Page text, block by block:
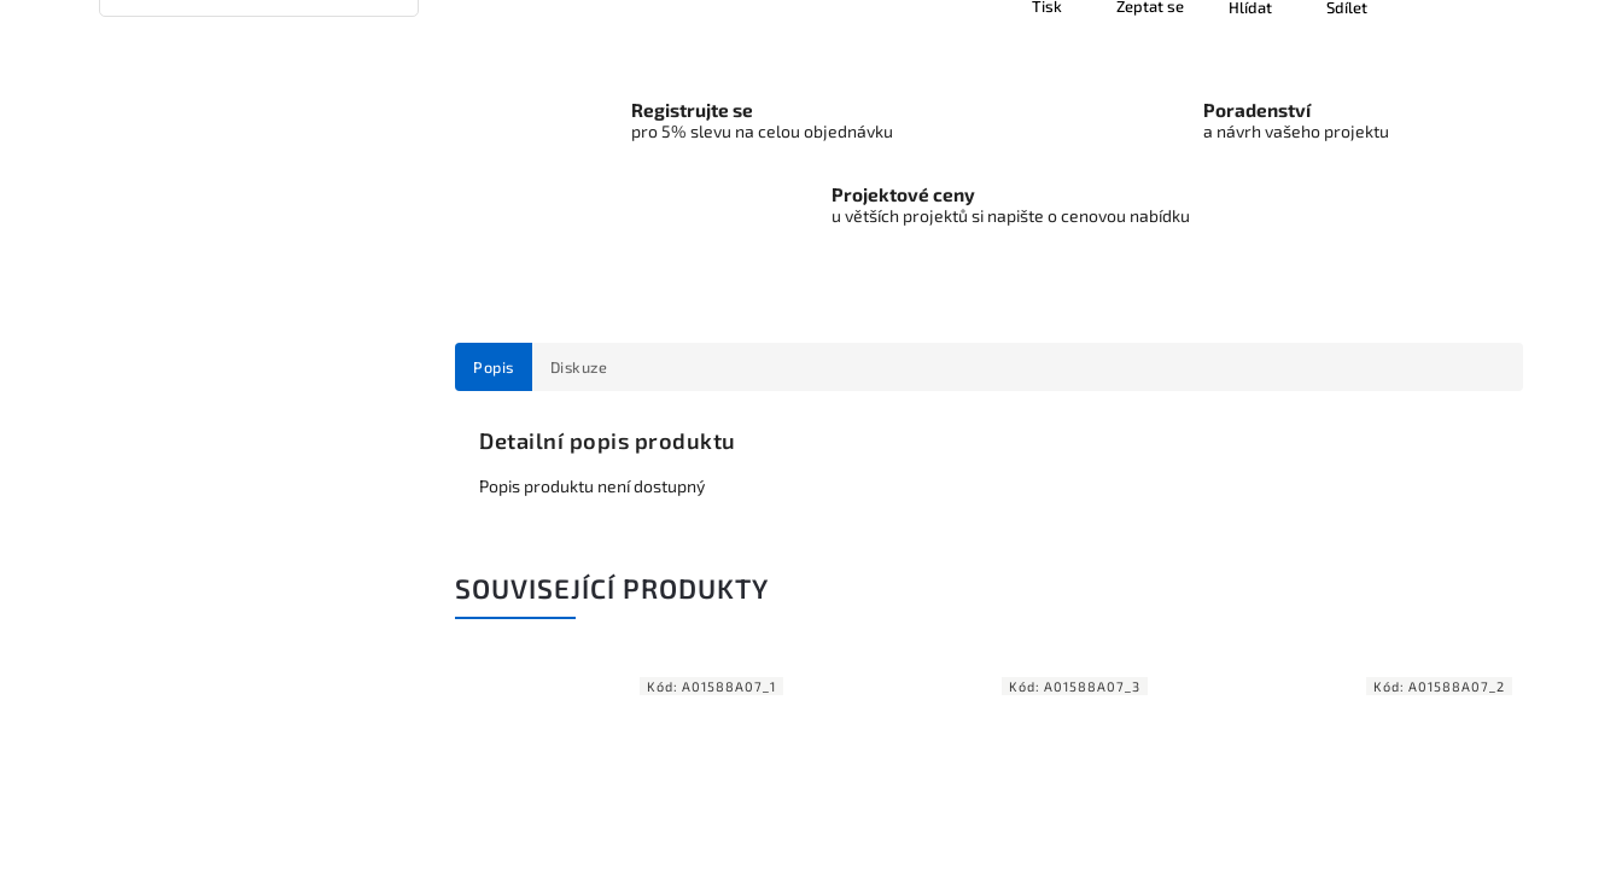
Tisk Zeptat se Hlídat Sdílet
Registrujte se
pro 5% slevu na celou objednávku
Poradenství
a návrh vašeho projektu
Projektové ceny
u větších projektů si napište o cenovou nabídku
Popis Diskuze
Detailní popis produktu
Popis produktu není dostupný
SOUVISEJÍCÍ PRODUKTY
Kód: A01588A07_1 Kód: A01588A07_3 Kód: A01588A07_2